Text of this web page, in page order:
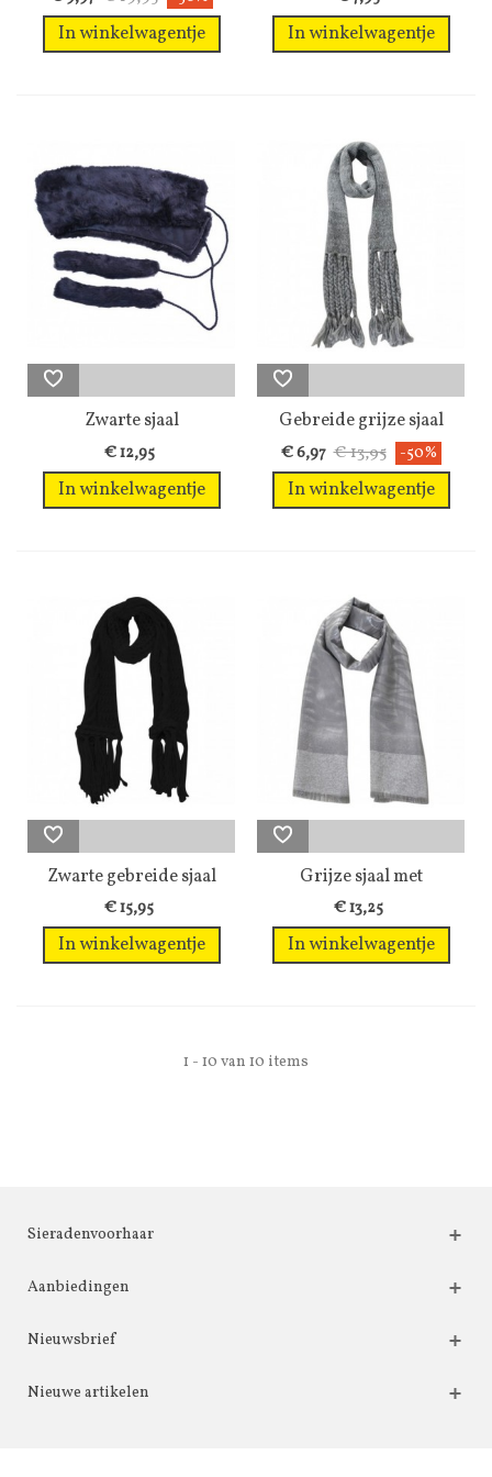
In winkelwagentje In winkelwagentje
Zwarte sjaal
€ 12,95
In winkelwagentje
Gebreide grijze sjaal
met lange...
€ 6,97 € 13,95 -50%
In winkelwagentje
Zwarte gebreide sjaal
met lange...
€ 15,95
In winkelwagentje
Grijze sjaal met
glansdraad en...
€ 13,25
In winkelwagentje
1 - 10 van 10 items
Sieradenvoorhaar
Aanbiedingen
Nieuwsbrief
Nieuwe artikelen